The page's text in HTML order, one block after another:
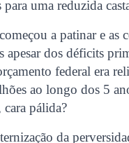
uma reduzida
a patinar e as
dos déficits
federal era
ao longo dos 5
pálida?
da